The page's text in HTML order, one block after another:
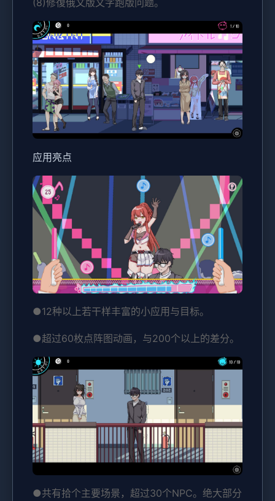
应用亮点
●12种以上若干样丰富的小应用与目标。
●超过60枚点阵图动画，与200个以上的差分。
●共有拾个主要场景，超过30个NPC。绝大部分